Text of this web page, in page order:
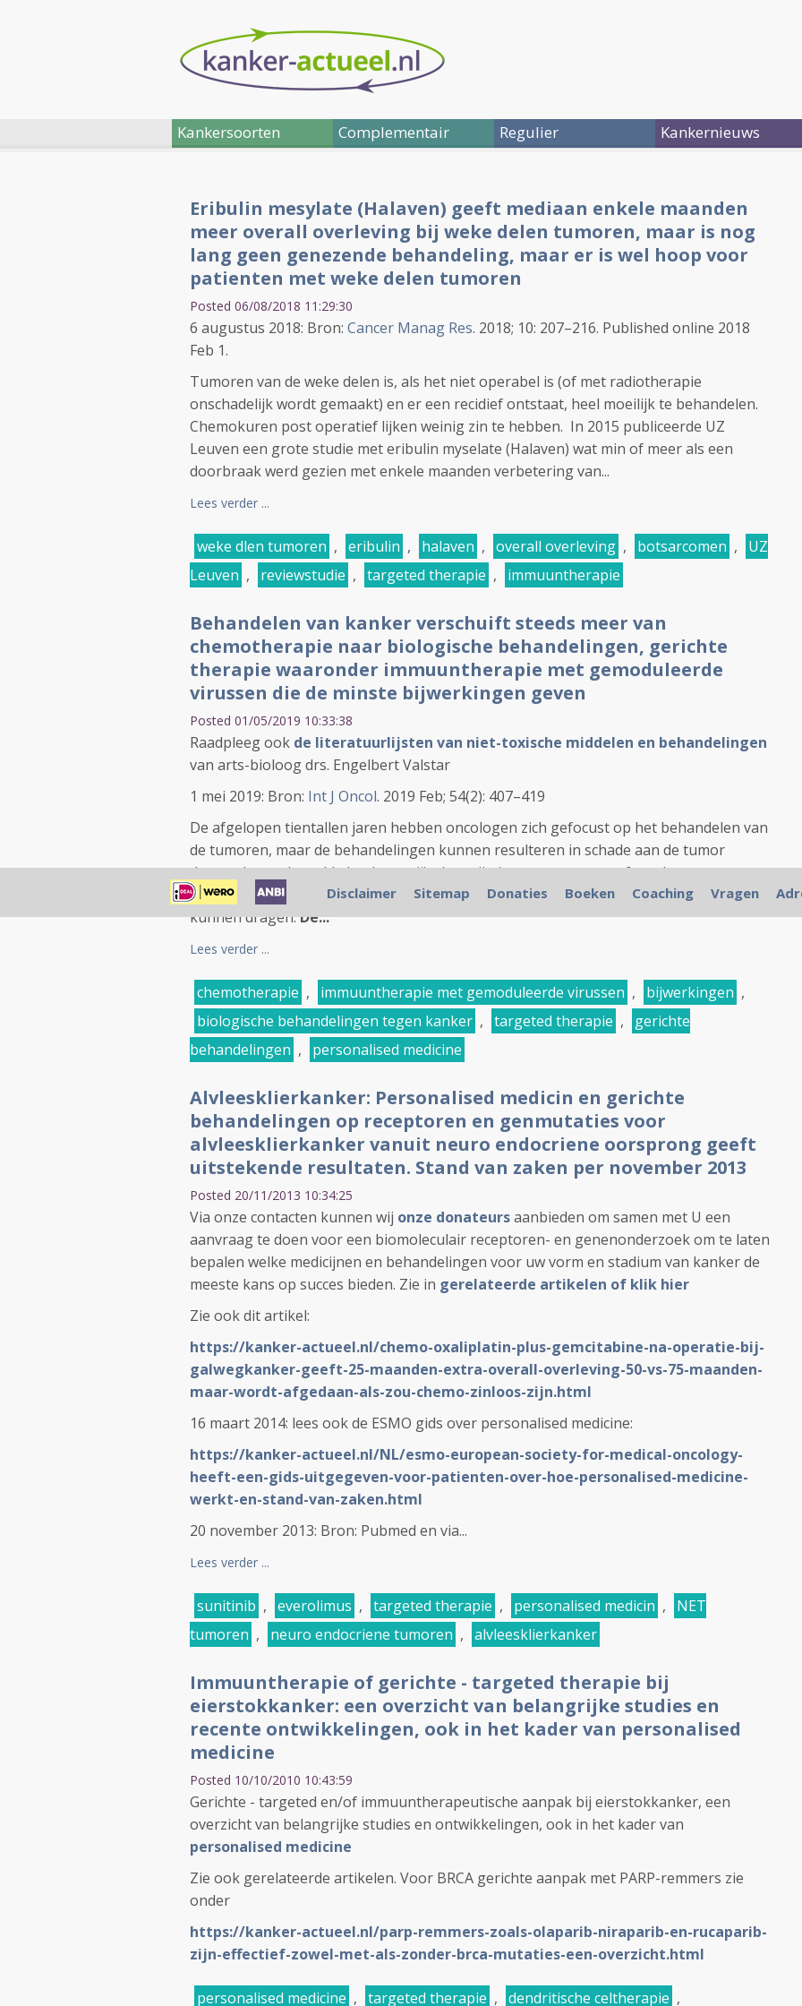
Kankersoorten Complementair Regulier Kankernieuws
Eribulin mesylate (Halaven) geeft mediaan enkele maanden
meer overall overleving bij weke delen tumoren, maar is nog
lang geen genezende behandeling, maar er is wel hoop voor
patienten met weke delen tumoren
Posted 06/08/2018 11:29:30
6 augustus 2018: Bron: Cancer Manag Res. 2018; 10: 207–216. Published online 2018
Feb 1.
Tumoren van de weke delen is, als het niet operabel is (of met radiotherapie
onschadelijk wordt gemaakt) en er een recidief ontstaat, heel moeilijk te behandelen.
Chemokuren post operatief lijken weinig zin te hebben. In 2015 publiceerde UZ
Leuven een grote studie met eribulin myselate (Halaven) wat min of meer als een
doorbraak werd gezien met enkele maanden verbetering van...
Lees verder ...
weke dlen tumoren , eribulin , halaven , overall overleving , botsarcomen ,
UZ
Leuven , reviewstudie , targeted therapie , immuuntherapie
Behandelen van kanker verschuift steeds meer van
chemotherapie naar biologische behandelingen, gerichte
therapie waaronder immuuntherapie met gemoduleerde
virussen die de minste bijwerkingen geven
Posted 01/05/2019 10:33:38
Raadpleeg ook de literatuurlijsten van niet-toxische middelen en behandelingen
van arts-bioloog drs. Engelbert Valstar
1 mei 2019: Bron: Int J Oncol. 2019 Feb; 54(2): 407–419
De afgelopen tientallen jaren hebben oncologen zich gefocust op het behandelen van
de tumoren, maar de behandelingen kunnen resulteren in schade aan de tumor
dragende gastheer (de kankerpatiënt) en zijn immuunsysteem, oftewel een
verslechterende kwaliteit van leven, die soms zo slecht is dat mensen het amper nog
kunnen dragen.De...
Lees verder ...
chemotherapie , immuuntherapie met gemoduleerde virussen , bijwerkingen ,
biologische behandelingen tegen kanker , targeted therapie ,
gerichte
behandelingen , personalised medicine
Alvleesklierkanker: Personalised medicin en gerichte
behandelingen op receptoren en genmutaties voor
alvleesklierkanker vanuit neuro endocriene oorsprong geeft
uitstekende resultaten. Stand van zaken per november 2013
Posted 20/11/2013 10:34:25
Via onze contacten kunnen wij onze donateursaanbieden om samen met U een
aanvraag te doen voor een biomoleculair receptoren- en genenonderzoek om te laten
bepalen welke medicijnen en behandelingen voor uw vorm en stadium van kanker de
meeste kans op succes bieden. Zie in gerelateerde artikelen of klik hier
Zie ook dit artikel:
https://kanker-actueel.nl/chemo-oxaliplatin-plus-gemcitabine-na-operatie-bij-
galwegkanker-geeft-25-maanden-extra-overall-overleving-50-vs-75-maanden-
maar-wordt-afgedaan-als-zou-chemo-zinloos-zijn.html
16 maart 2014: lees ook de ESMO gids over personalised medicine:
https://kanker-actueel.nl/NL/esmo-european-society-for-medical-oncology-
heeft-een-gids-uitgegeven-voor-patienten-over-hoe-personalised-medicine-
werkt-en-stand-van-zaken.html
20 november 2013: Bron: Pubmed en via...
Lees verder ...
sunitinib , everolimus , targeted therapie , personalised medicin ,
NET
tumoren , neuro endocriene tumoren , alvleesklierkanker
Immuuntherapie of gerichte - targeted therapie bij
eierstokkanker: een overzicht van belangrijke studies en
recente ontwikkelingen, ook in het kader van personalised
medicine
Posted 10/10/2010 10:43:59
Gerichte - targeted en/of immuuntherapeutische aanpak bij eierstokkanker, een
overzicht van belangrijke studies en ontwikkelingen, ook in het kader van
personalised medicine
Zie ook gerelateerde artikelen. Voor BRCA gerichte aanpak met PARP-remmers zie
onder
https://kanker-actueel.nl/parp-remmers-zoals-olaparib-niraparib-en-rucaparib-
zijn-effectief-zowel-met-als-zonder-brca-mutaties-een-overzicht.html
personalised medicine , targeted therapie , dendritische celtherapie ,
Disclaimer Sitemap Donaties Boeken Coaching Vragen